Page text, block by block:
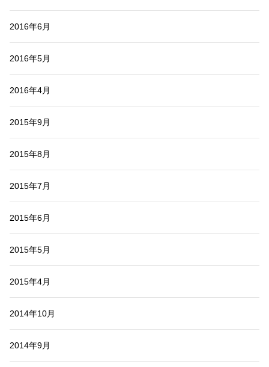
2016年6月
2016年5月
2016年4月
2015年9月
2015年8月
2015年7月
2015年6月
2015年5月
2015年4月
2014年10月
2014年9月